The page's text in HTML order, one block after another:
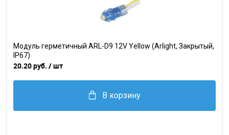
Модуль герметичный ARL-D9 12V Yellow (Arlight, Закрытый,
IP67)
20.20 руб. / шт
В корзину